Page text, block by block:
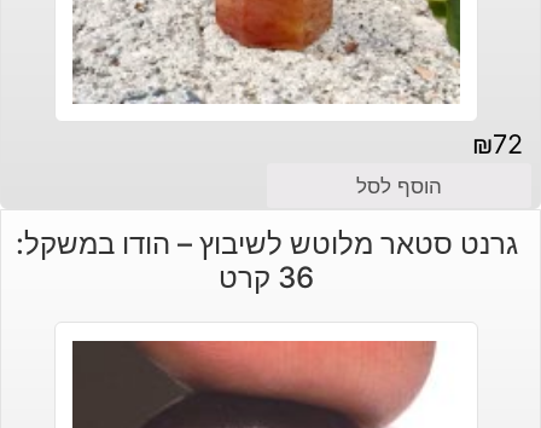
₪72
הוסף לסל
גרנט סטאר מלוטש לשיבוץ – הודו במשקל:
36 קרט